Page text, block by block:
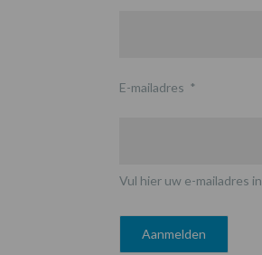
E-mailadres *
Vul hier uw e-mailadres in